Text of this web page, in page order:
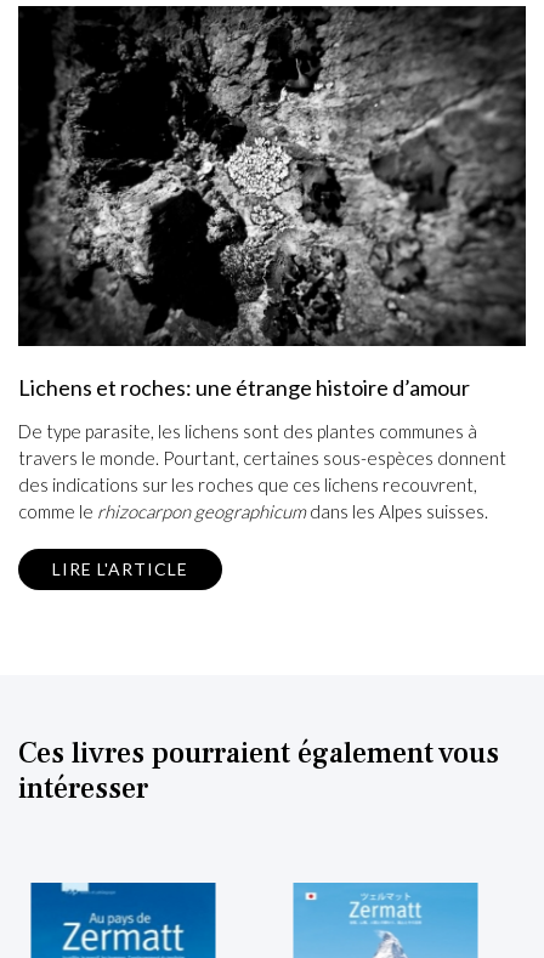
Lichens et roches: une étrange histoire d’amour
De type parasite, les lichens sont des plantes communes à
travers le monde. Pourtant, certaines sous-espèces donnent
des indications sur les roches que ces lichens recouvrent,
comme le rhizocarpon geographicumdans les Alpes suisses.
LIRE L'ARTICLE
Ces livres pourraient également vous
intéresser